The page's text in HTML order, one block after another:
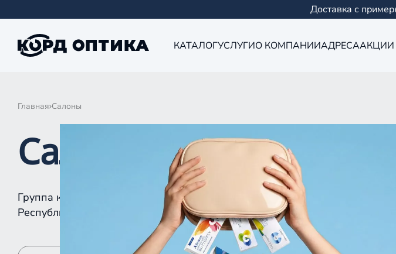
Доставка с
КАТАЛОГУСЛУГИО КОМПАНИИАДРЕСААКЦИИ
Главная Салоны
Салоны КОРД Оптика
Группа компаний «Корд Оптика» - это более 100 салонов в Казани и
Республике Татарстан, Самаре, Уфе, Рыбинске.